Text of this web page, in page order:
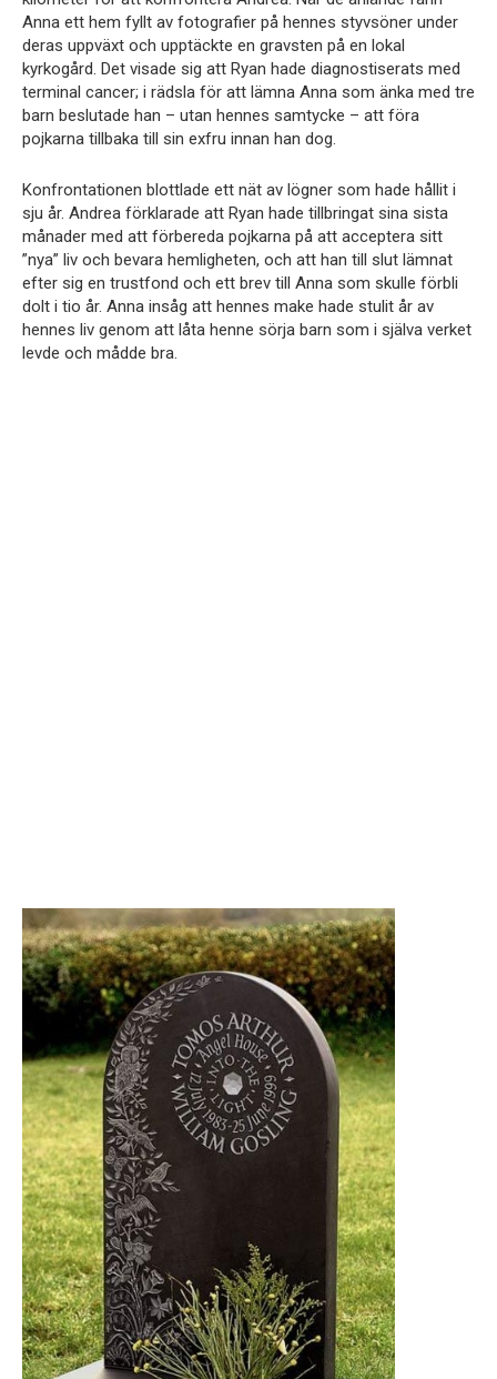
Anna ett hem fyllt av fotografier på hennes styvsöner under
deras uppväxt och upptäckte en gravsten på en lokal
kyrkogård. Det visade sig att Ryan hade diagnostiserats med
terminal cancer; i rädsla för att lämna Anna som änka med tre
barn beslutade han – utan hennes samtycke – att föra
pojkarna tillbaka till sin exfru innan han dog.
Konfrontationen blottlade ett nät av lögner som hade hållit i
sju år. Andrea förklarade att Ryan hade tillbringat sina sista
månader med att förbereda pojkarna på att acceptera sitt
”nya” liv och bevara hemligheten, och att han till slut lämnat
efter sig en trustfond och ett brev till Anna som skulle förbli
dolt i tio år. Anna insåg att hennes make hade stulit år av
hennes liv genom att låta henne sörja barn som i själva verket
levde och mådde bra.